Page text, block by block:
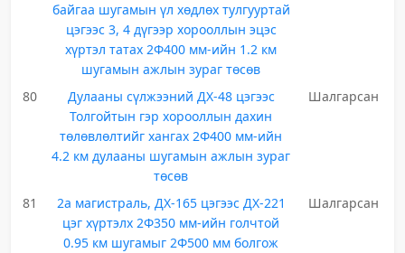
байгаа шугамын үл хөдлөх тулгууртай
цэгээс 3, 4 дүгээр хорооллын эцэс
хүртэл татах 2Ф400 мм-ийн 1.2 км
шугамын ажлын зураг төсөв
80
Дулааны сүлжээний ДХ-48 цэгээс
Толгойтын гэр хорооллын дахин
төлөвлөлтийг хангах 2Ф400 мм-ийн
4.2 км дулааны шугамын ажлын зураг
төсөв
Шалгарсан
81
2а магистраль, ДХ-165 цэгээс ДХ-221
цэг хүртэлх 2Ф350 мм-ийн голчтой
0.95 км шугамыг 2Ф500 мм болгож
Шалгарсан